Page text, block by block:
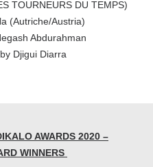
TOURNEURS DU TEMPS)
(Autriche/Austria)
Abdurahman
Djigui Diarra
AWARDS 2020 –
WINNERS